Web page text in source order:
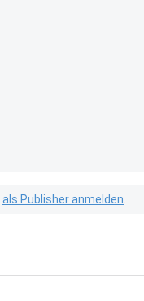
als Publisher anmelden